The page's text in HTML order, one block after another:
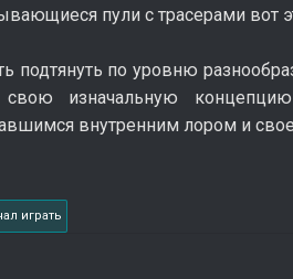
пули с трасерами вот
подтянуть по уровню
свою изначальную
внутренним лором и
играть